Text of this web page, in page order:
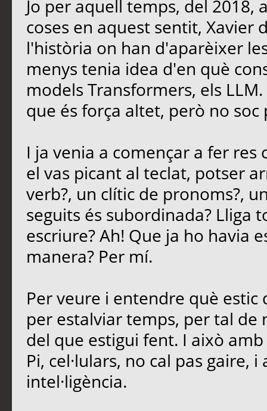
Jo per aquell temps, del 2018,
coses en aquest sentit, Xavier
l'història on han d'aparèixer
menys tenia idea d'en què
models Transformers, els
que és força altet, però no soc
I ja venia a començar a fer
el vas picant al teclat, potser
verb?, un clític de pronoms?,
seguits és subordinada? Lliga
escriure? Ah! Que ja ho havia
manera? Per mí.
Per veure i entendre què
per estalviar temps, per tal
del que estigui fent. I això
Pi, cel·lulars, no cal pas gaire,
intel·ligència.